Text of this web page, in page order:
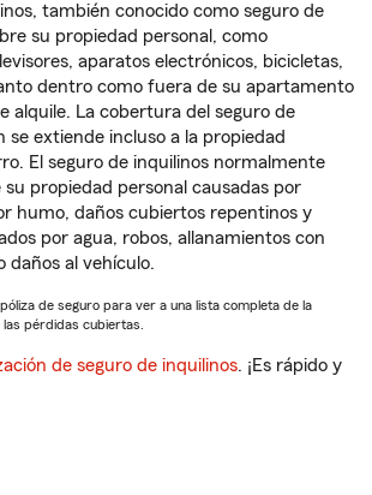
también conocido como seguro de
su propiedad personal, como
aparatos electrónicos, bicicletas,
dentro como fuera de su apartamento
alquile. La cobertura del seguro de
se extiende incluso a la propiedad
El seguro de inquilinos normalmente
propiedad personal causadas por
humo, daños cubiertos repentinos y
por agua, robos, allanamientos con
daños al vehículo.
de seguro para ver a una lista completa de la
pérdidas cubiertas.
de seguro de inquilinos. ¡Es rápido y